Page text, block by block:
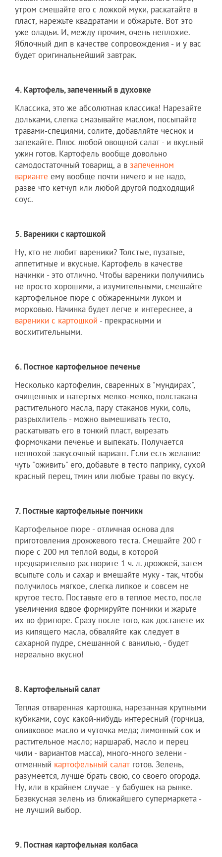
утром смешайте его с ложкой муки, раскатайте в
пласт, нарежьте квадратами и обжарьте. Вот это
уже оладьи. И, между прочим, очень неплохие.
Яблочный дип в качестве сопровождения - и у вас
будет оригинальнейший завтрак.
4. Картофель, запеченный в духовке
Классика, это же абсолютная классика! Нарезайте
дольками, слегка смазывайте маслом, посыпайте
травами-специями, солите, добавляйте чеснок и
запекайте. Плюс любой овощной салат - и вкусный
ужин готов. Картофель вообще довольно
самодостаточный товарищ, а в запеченном
варианте ему вообще почти ничего и не надо,
разве что кетчуп или любой другой подходящий
соус.
5. Вареники с картошкой
Ну, кто не любит вареники? Толстые, пузатые,
аппетитные и вкусные. Картофель в качестве
начинки - это отлично. Чтобы вареники получились
не просто хорошими, а изумительными, смешайте
картофельное пюре с обжаренными луком и
морковью. Начинка будет легче и интереснее, а
вареники с картошкой - прекрасными и
восхитительными.
6. Постное картофельное печенье
Несколько картофелин, сваренных в "мундирах",
очищенных и натертых мелко-мелко, полстакана
растительного масла, пару стаканов муки, соль,
разрыхлитель - можно вымешивать тесто,
раскатывать его в тонкий пласт, вырезать
формочками печенье и выпекать. Получается
неплохой закусочный вариант. Если есть желание
чуть "оживить" его, добавьте в тесто паприку, сухой
красный перец, тмин или любые травы по вкусу.
7. Постные картофельные пончики
Картофельное пюре - отличная основа для
приготовления дрожжевого теста. Смешайте 200 г
пюре с 200 мл теплой воды, в которой
предварительно растворите 1 ч. л. дрожжей, затем
всыпьте соль и сахар и вмешайте муку - так, чтобы
получилось мягкое, слегка липкое и совсем не
крутое тесто. Поставьте его в теплое место, после
увеличения вдвое формируйте пончики и жарьте
их во фритюре. Сразу после того, как достанете их
из кипящего масла, обваляйте как следует в
сахарной пудре, смешанной с ванилью, - будет
нереально вкусно!
8. Картофельный салат
Теплая отваренная картошка, нарезанная крупными
кубиками, соус какой-нибудь интересный (горчица,
оливковое масло и чуточка меда; лимонный сок и
растительное масло; наршараб, масло и перец
чили - вариантов масса), много-много зелени -
отменный картофельный салат готов. Зелень,
разумеется, лучше брать свою, со своего огорода.
Ну, или в крайнем случае - у бабушек на рынке.
Безвкусная зелень из ближайшего супермаркета -
не лучший выбор.
9. Постная картофельная колбаса